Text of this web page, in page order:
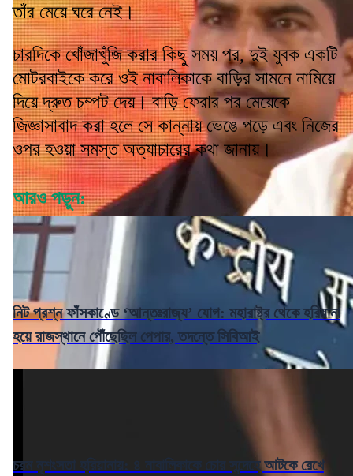
তাঁর মেয়ে ঘরে নেই।
চারদিকে খোঁজাখুঁজি করার কিছু সময় পর, দুই যুবক একটি
মোটরবাইকে করে ওই নাবালিকাকে বাড়ির সামনে নামিয়ে
দিয়ে দ্রুত চম্পট দেয়। বাড়ি ফেরার পর মেয়েকে
জিজ্ঞাসাবাদ করা হলে সে কান্নায় ভেঙে পড়ে এবং নিজের
ওপর হওয়া সমস্ত অত্যাচারের কথা জানায়।
আরও পড়ুন:
নিট প্রশ্ন ফাঁসকাণ্ডে ‘আন্তঃরাজ্য’ যোগ: মহারাষ্ট্র থেকে হরিয়ানা
হয়ে রাজস্থানে পৌঁছেছিল পেপার, তদন্তে সিবিআই
চরম নৃশংসতা হরিয়ানায়: ৪ নাবালিকাকে চোর সন্দেহে আটকে রেখে